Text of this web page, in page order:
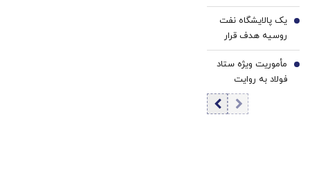
| رئیس ایمیدرو:
زنجیره فولاد با
قیچی قیمت و
هزینه مواجه است
| تاب‌آوری فولاد
صرفاً فنی نیست،
تاب‌آوری اقتصادی
و بهره‌وری مدیریتی
یک پالایشگاه نفت
روسیه هدف قرار
گرفت+ جزئیات
6
مأموریت ویژه ستاد
فولاد به روایت
معاون وزیر صمت |
در شرایط جنگی،
7